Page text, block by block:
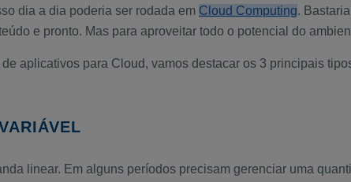
dia a dia poderia ser rodada em Cloud Computing.
e pronto. Mas para aproveitar todo o potencial do
aplicativos para Cloud, vamos destacar os 3 principais
linear. Em alguns períodos precisam gerenciar uma